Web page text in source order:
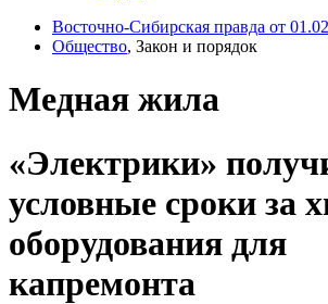
Восточно-Сибирская правда от
Общество, Закон и порядок
Медная жила
«Электрики»
условные сроки за
оборудования для
капремонта